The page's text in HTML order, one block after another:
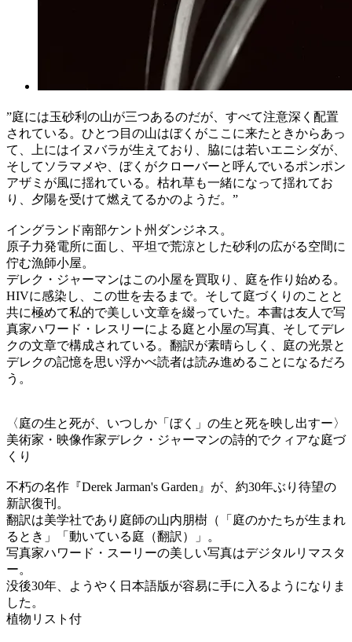
”庭には玉砂利の山が三つあるのだが、すべて注意深く配置
されている。ひとつ目の山はぼくがここに来たときからあっ
て、上にはイヌバラが生えており、脇には若いエニシダが、
そしてソラマメや、ぼくがクローバーと呼んでいるポンポン
アザミが風に揺れている。枯れ草も一緒になって揺れてお
り、夕陽を受けて燃えてるかのようだ。”
イングランド南部ケント州ダンジネス。
原子力発電所に面し、平坦で荒涼とした砂利の広がる空間に
佇む漁師小屋。
デレク・ジャーマンはこの小屋を買取り、庭を作り始める。
HIVに感染し、この世を去るまで。そして庭づくりのことと
共に極めて私的で美しい文章を綴っていた。本書は友人で写
真家ハワード・レスリーによる庭と小屋の写真、そしてデレ
クの文章で構成されている。翻訳が素晴らしく、庭の光景と
デレクの記憶を思い浮かべ読者は読み進めることになるだろ
う。
〈庭の生と死が、いつしか「ぼく」の生と死を映し出すー〉
美術家・映像作家デレク・ジャーマンの詩的でクィアな庭づ
くり
不朽の名作『Derek Jarman's Garden』が、約30年ぶり待望の
新訳復刊。
翻訳は美学社であり庭師の山内朋樹（「庭のかたちが生まれ
るとき」「動いている庭（翻訳）」。
写真家ハワード・スーリーの美しい写真はデジタルリマスタ
ー。
没後30年、ようやく日本語版が容易に手に入るようになりま
した。
植物リスト付